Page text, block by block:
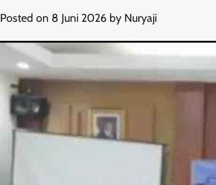
Posted on 8 Juni 2026 by Nuryaji